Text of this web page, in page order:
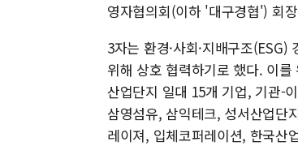
영자협의회(이하 '대구경협') 회
3자는 환경·사회·지배구조
위해 상호 협력하기로 했다. 이
산업단지 일대 15개 기업, 기관-
삼영섬유, 삼익테크, 성서산업단
레이져, 입체코퍼레이션, 한국산